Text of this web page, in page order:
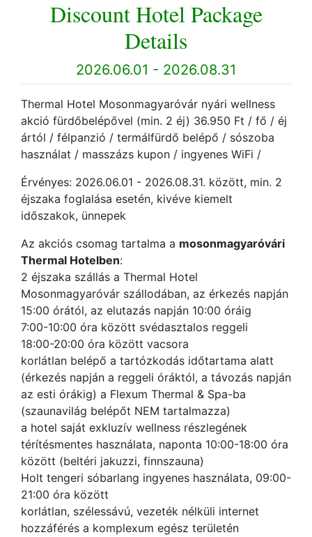
Discount Hotel Package
Details
2026.06.01 - 2026.08.31
Thermal Hotel Mosonmagyaróvár nyári wellness
akció fürdőbelépővel (min. 2 éj) 36.950 Ft / fő / éj
ártól / félpanzió / termálfürdő belépő / sószoba
használat / masszázs kupon / ingyenes WiFi /
Érvényes: 2026.06.01 - 2026.08.31. között, min. 2
éjszaka foglalása esetén, kivéve kiemelt
időszakok, ünnepek
Az akciós csomag tartalma a mosonmagyaróvári
Thermal Hotelben:
2 éjszaka szállás a Thermal Hotel
Mosonmagyaróvár szállodában, az érkezés napján
15:00 órától, az elutazás napján 10:00 óráig
7:00-10:00 óra között svédasztalos reggeli
18:00-20:00 óra között vacsora
korlátlan belépő a tartózkodás időtartama alatt
(érkezés napján a reggeli óráktól, a távozás napján
az esti órákig) a Flexum Thermal & Spa-ba
(szaunavilág belépőt NEM tartalmazza)
a hotel saját exkluzív wellness részlegének
térítésmentes használata, naponta 10:00-18:00 óra
között (beltéri jakuzzi, finnszauna)
Holt tengeri sóbarlang ingyenes használata, 09:00-
21:00 óra között
korlátlan, szélessávú, vezeték nélküli internet
hozzáférés a komplexum egész területén